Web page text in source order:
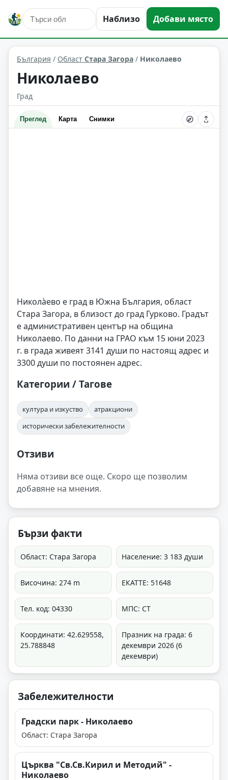
Наблизо Добави място
Николаево Област: Стара Загора
България / Област Стара Загора / Николаево
Николаево
Град
Преглед Карта Снимки
Никола̀ево е град в Южна България, област
Стара Загора, в близост до град Гурково. Градът
е административен център на община
Николаево. По данни на ГРАО към 15 юни 2023
г. в града живеят 3141 души по настоящ адрес и
3300 души по постоянен адрес.
Категории / Тагове
култура и изкуство
атракциони
исторически забележителности
Отзиви
Няма отзиви все още. Скоро ще позволим
добавяне на мнения.
Бързи факти
Област: Стара Загора Население: 3 183 души
Височина: 274 m ЕКАТТЕ: 51648
Тел. код: 04330 МПС: СТ
Координати: 42.629558,
25.788848
Празник на града: 6
декември 2026 (6
декември)
Забележителности
Градски парк - Николаево
Област: Стара Загора
Църква "Св.Св.Кирил и Методий" -
Николаево